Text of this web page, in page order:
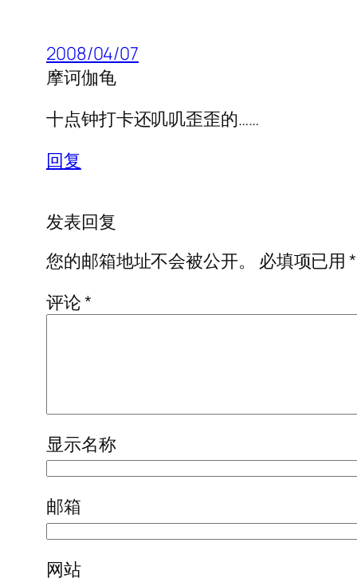
2008/04/07
摩诃伽龟
十点钟打卡还叽叽歪歪的……
回复
发表回复
您的邮箱地址不会被公开。
必填项已用*
评论*
显示名称
邮箱
网站